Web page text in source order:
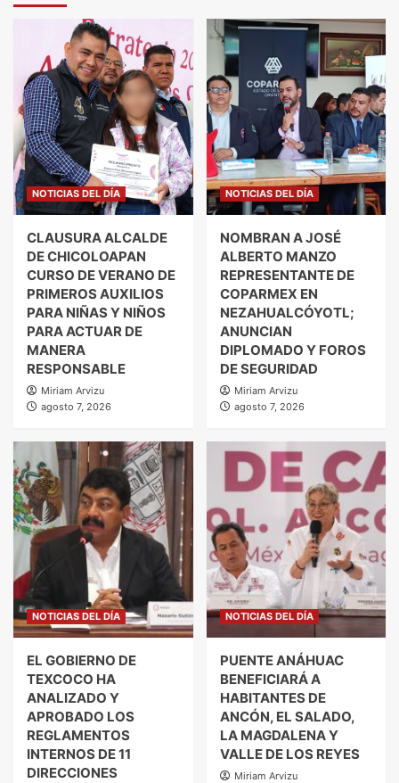
NOTICIAS DEL DÍA
CLAUSURA ALCALDE
DE CHICOLOAPAN
CURSO DE VERANO DE
PRIMEROS AUXILIOS
PARA NIÑAS Y NIÑOS
PARA ACTUAR DE
MANERA
RESPONSABLE
Miriam Arvizu
agosto 7, 2026
NOTICIAS DEL DÍA
NOMBRAN A JOSÉ
ALBERTO MANZO
REPRESENTANTE DE
COPARMEX EN
NEZAHUALCÓYOTL;
ANUNCIAN
DIPLOMADO Y FOROS
DE SEGURIDAD
Miriam Arvizu
agosto 7, 2026
NOTICIAS DEL DÍA
EL GOBIERNO DE
TEXCOCO HA
ANALIZADO Y
APROBADO LOS
REGLAMENTOS
INTERNOS DE 11
DIRECCIONES
NOTICIAS DEL DÍA
PUENTE ANÁHUAC
BENEFICIARÁ A
HABITANTES DE
ANCÓN, EL SALADO,
LA MAGDALENA Y
VALLE DE LOS REYES
Miriam Arvizu